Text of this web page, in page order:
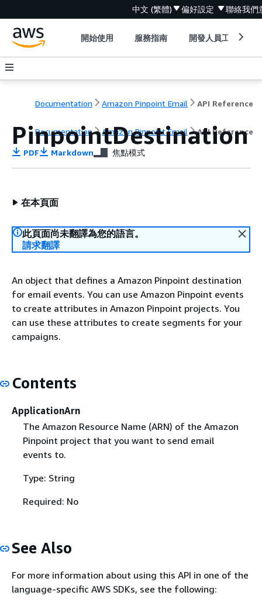
中文 (繁體) 偏好設定 聯絡我們
開始使用 服務指南 開發人員工具
Documentation Amazon Pinpoint Email API Reference
Documentation Amazon Pinpoint Email API Reference
PinpointDestination
PDF Markdown 焦點模式
在本頁面
此頁面尚未翻譯為您的語言。
請求翻譯
An object that defines a Amazon Pinpoint destination
for email events. You can use Amazon Pinpoint events
to create attributes in Amazon Pinpoint projects. You
can use these attributes to create segments for your
campaigns.
Contents
ApplicationArn
The Amazon Resource Name (ARN) of the Amazon
Pinpoint project that you want to send email
events to.
Type: String
Required: No
See Also
For more information about using this API in one of the
language-specific AWS SDKs, see the following: